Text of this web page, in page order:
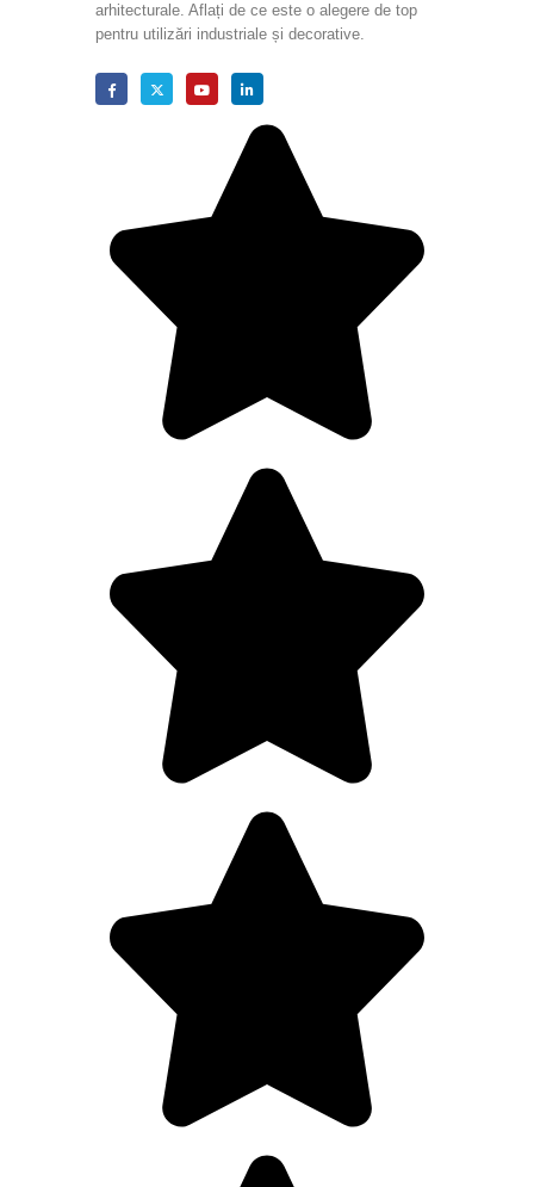
arhitecturale. Aflați de ce este o alegere de top
pentru utilizări industriale și decorative.